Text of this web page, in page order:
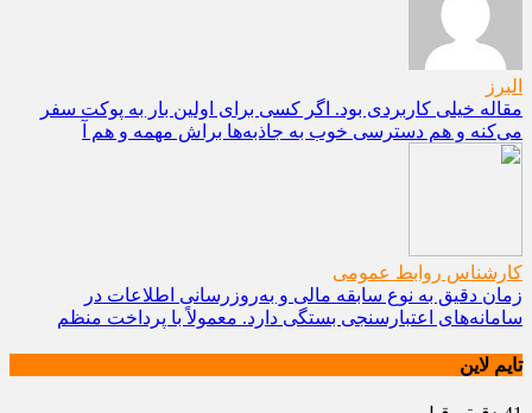
البرز
مقاله خیلی کاربردی بود. اگر کسی برای اولین بار به پوکت سفر
می‌کنه و هم دسترسی خوب به جاذبه‌ها براش مهمه و هم آ
کارشناس روابط عمومی
زمان دقیق به نوع سابقه مالی و به‌روزرسانی اطلاعات در
سامانه‌های اعتبارسنجی بستگی دارد. معمولاً با پرداخت منظم
تایم لاین